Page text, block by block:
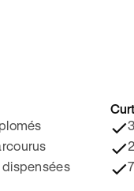
dispensées
4.9/